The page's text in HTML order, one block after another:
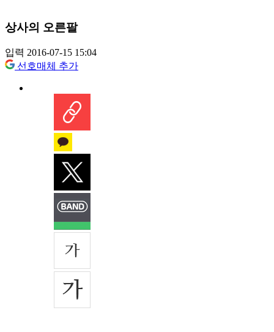
상사의 오른팔
입력 2016-07-15 15:04
선호매체 추가